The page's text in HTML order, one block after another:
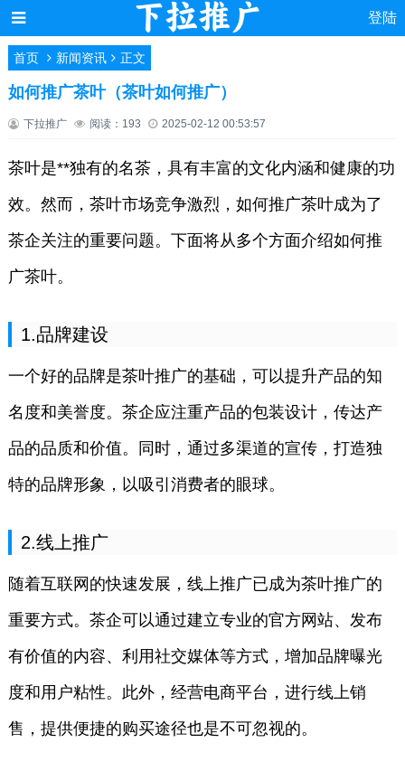
登陆
首页 新闻资讯 正文
如何推广茶叶（茶叶如何推广）
下拉推广 阅读：193 2025-02-12 00:53:57
茶叶是**独有的名茶，具有丰富的文化内涵和健康的功
效。然而，茶叶市场竞争激烈，如何推广茶叶成为了
茶企关注的重要问题。下面将从多个方面介绍如何推
广茶叶。
1.品牌建设
一个好的品牌是茶叶推广的基础，可以提升产品的知
名度和美誉度。茶企应注重产品的包装设计，传达产
品的品质和价值。同时，通过多渠道的宣传，打造独
特的品牌形象，以吸引消费者的眼球。
2.线上推广
随着互联网的快速发展，线上推广已成为茶叶推广的
重要方式。茶企可以通过建立专业的官方网站、发布
有价值的内容、利用社交媒体等方式，增加品牌曝光
度和用户粘性。此外，经营电商平台，进行线上销
售，提供便捷的购买途径也是不可忽视的。